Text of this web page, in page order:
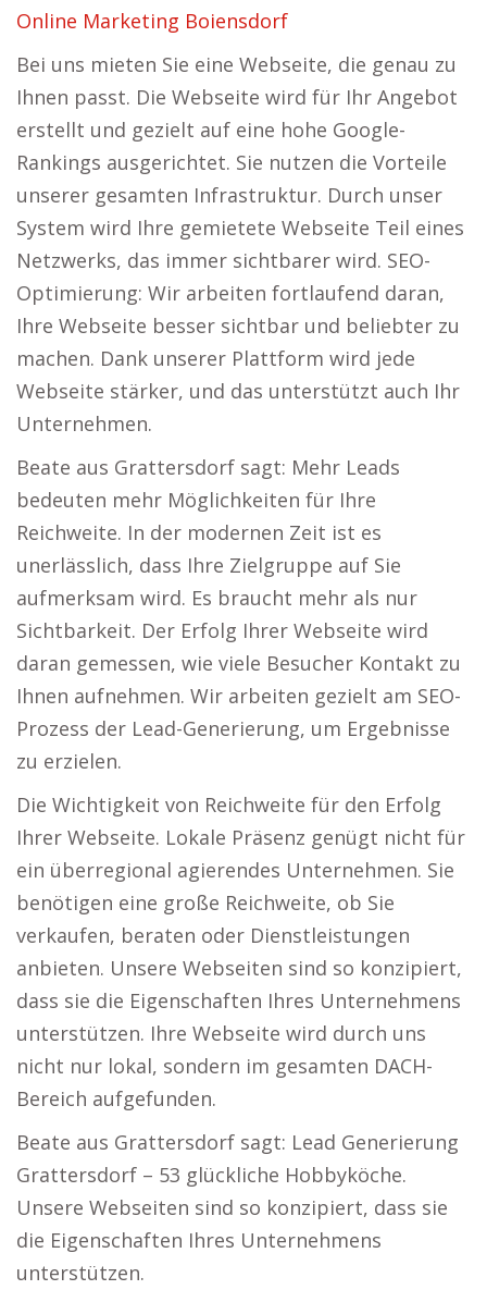
Online Marketing Boiensdorf
Bei uns mieten Sie eine Webseite, die genau zu
Ihnen passt. Die Webseite wird für Ihr Angebot
erstellt und gezielt auf eine hohe Google-
Rankings ausgerichtet. Sie nutzen die Vorteile
unserer gesamten Infrastruktur. Durch unser
System wird Ihre gemietete Webseite Teil eines
Netzwerks, das immer sichtbarer wird. SEO-
Optimierung: Wir arbeiten fortlaufend daran,
Ihre Webseite besser sichtbar und beliebter zu
machen. Dank unserer Plattform wird jede
Webseite stärker, und das unterstützt auch Ihr
Unternehmen.
Beate aus Grattersdorf sagt: Mehr Leads
bedeuten mehr Möglichkeiten für Ihre
Reichweite. In der modernen Zeit ist es
unerlässlich, dass Ihre Zielgruppe auf Sie
aufmerksam wird. Es braucht mehr als nur
Sichtbarkeit. Der Erfolg Ihrer Webseite wird
daran gemessen, wie viele Besucher Kontakt zu
Ihnen aufnehmen. Wir arbeiten gezielt am SEO-
Prozess der Lead-Generierung, um Ergebnisse
zu erzielen.
Die Wichtigkeit von Reichweite für den Erfolg
Ihrer Webseite. Lokale Präsenz genügt nicht für
ein überregional agierendes Unternehmen. Sie
benötigen eine große Reichweite, ob Sie
verkaufen, beraten oder Dienstleistungen
anbieten. Unsere Webseiten sind so konzipiert,
dass sie die Eigenschaften Ihres Unternehmens
unterstützen. Ihre Webseite wird durch uns
nicht nur lokal, sondern im gesamten DACH-
Bereich aufgefunden.
Beate aus Grattersdorf sagt: Lead Generierung
Grattersdorf – 53 glückliche Hobbyköche.
Unsere Webseiten sind so konzipiert, dass sie
die Eigenschaften Ihres Unternehmens
unterstützen.